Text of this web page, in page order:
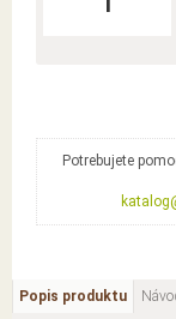
Potrebujete
Popis produktu